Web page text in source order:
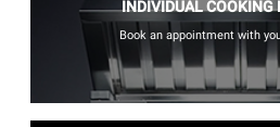
INDIVIDUAL COOKING
Book an appointment with